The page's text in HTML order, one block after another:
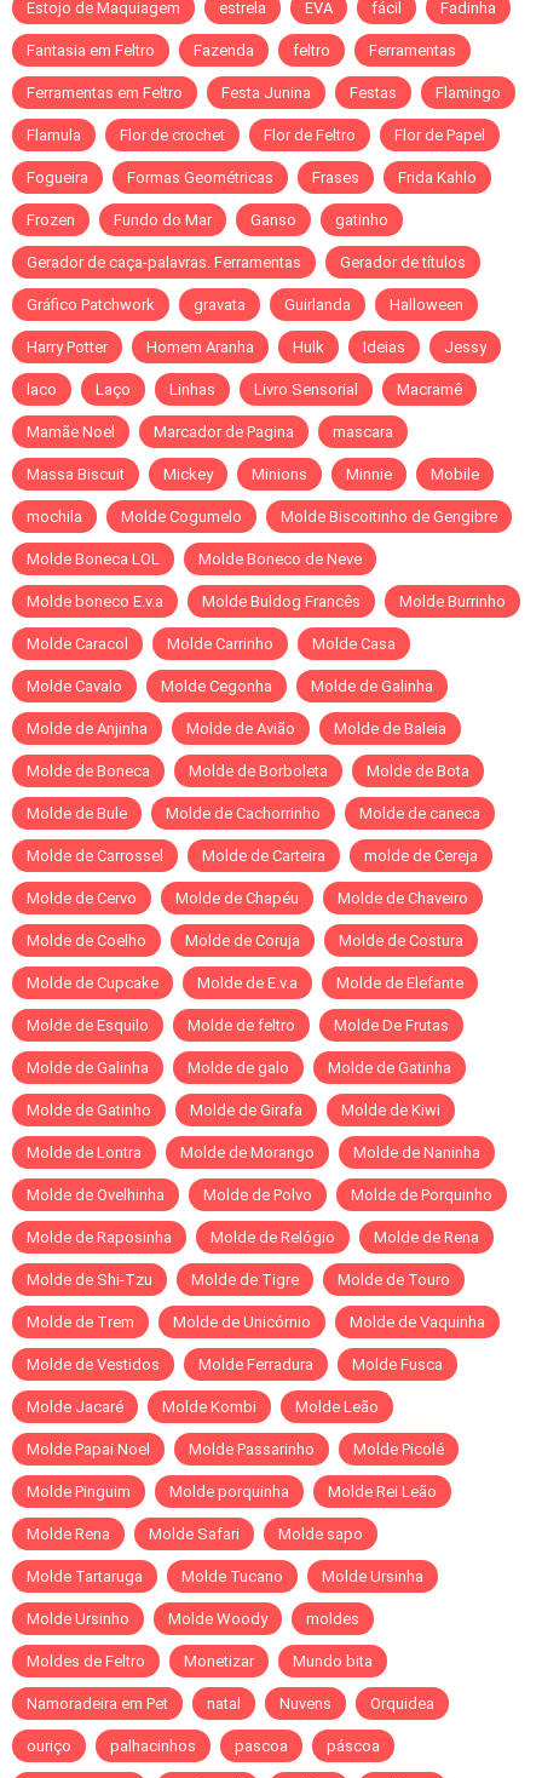
Estojo de Maquiagem estrela EVA fácil Fadinha
Fantasia em Feltro Fazenda feltro Ferramentas
Ferramentas em Feltro Festa Junina Festas Flamingo
Flamula Flor de crochet Flor de Feltro Flor de Papel
Fogueira Formas Geométricas Frases Frida Kahlo
Frozen Fundo do Mar Ganso gatinho
Gerador de caça-palavras. Ferramentas Gerador de títulos
Gráfico Patchwork gravata Guirlanda Halloween
Harry Potter Homem Aranha Hulk Ideias Jessy
laco Laço Linhas Livro Sensorial Macramê
Mamãe Noel Marcador de Pagina mascara
Massa Biscuit Mickey Minions Minnie Mobile
mochila Molde Cogumelo Molde Biscoitinho de Gengibre
Molde Boneca LOL Molde Boneco de Neve
Molde boneco E.v.a Molde Buldog Francês Molde Burrinho
Molde Caracol Molde Carrinho Molde Casa
Molde Cavalo Molde Cegonha Molde de Galinha
Molde de Anjinha Molde de Avião Molde de Baleia
Molde de Boneca Molde de Borboleta Molde de Bota
Molde de Bule Molde de Cachorrinho Molde de caneca
Molde de Carrossel Molde de Carteira molde de Cereja
Molde de Cervo Molde de Chapéu Molde de Chaveiro
Molde de Coelho Molde de Coruja Molde de Costura
Molde de Cupcake Molde de E.v.a Molde de Elefante
Molde de Esquilo Molde de feltro Molde De Frutas
Molde de Galinha Molde de galo Molde de Gatinha
Molde de Gatinho Molde de Girafa Molde de Kiwi
Molde de Lontra Molde de Morango Molde de Naninha
Molde de Ovelhinha Molde de Polvo Molde de Porquinho
Molde de Raposinha Molde de Relógio Molde de Rena
Molde de Shi-Tzu Molde de Tigre Molde de Touro
Molde de Trem Molde de Unicórnio Molde de Vaquinha
Molde de Vestidos Molde Ferradura Molde Fusca
Molde Jacaré Molde Kombi Molde Leão
Molde Papai Noel Molde Passarinho Molde Picolé
Molde Pinguim Molde porquinha Molde Rei Leão
Molde Rena Molde Safari Molde sapo
Molde Tartaruga Molde Tucano Molde Ursinha
Molde Ursinho Molde Woody moldes
Moldes de Feltro Monetizar Mundo bita
Namoradeira em Pet natal Nuvens Orquidea
ouriço palhacinhos pascoa páscoa